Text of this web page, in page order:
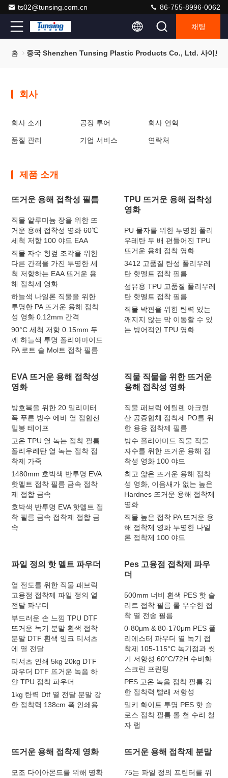
ts02@tunsing.com.cn 86-755-8996-0062
채팅
홈 중국 Shenzhen Tunsing Plastic Products Co., Ltd. 사이트
회사
회사 소개 공장 투어 회사 연혁
품질 관리 기업 서비스 연락처
제품 소개
뜨거운 용해 접착성 필름
직물 알루미늄 장을 위한 뜨
거운 용해 접착성 영화 60℃
세척 저항 100 야드 EAA
직물 자수 헝겊 조각을 위한
다른 간격을 가진 투명한 세
척 저항하는 EAA 뜨거운 용
해 접착제 영화
하늘색 나일론 직물을 위한
투명한 PA 뜨거운 용해 접착
성 영화 0.12mm 간격
90°C 세척 저항 0.15mm 두
께 하늘색 투명 폴리아마이드
PA 로트 슬 Mol트 접착 필름
TPU 뜨거운 용해 접착성
영화
PU 물자를 위한 투명한 폴리
우레탄 두 배 편들어진 TPU
뜨거운 용해 접착 영화
3412 고품질 탄성 폴리우레
탄 핫멜트 접착 필름
섬유용 TPU 고품질 폴리우레
탄 핫멜트 접착 필름
직물 박판을 위한 탄력 있는
깨지지 않는 막 이동할 수 있
는 방어적인 TPU 영화
EVA 뜨거운 용해 접착성
영화
방호복을 위한 20 밀리미터
폭 푸른 방수 에바 열 접합선
밀봉 테이프
고온 TPU 열 녹는 접착 필름
폴리우레탄 열 녹는 접착 접
착제 가죽
1480mm 호박색 반투명 ​​EVA
핫멜트 접착 필름 금속 접착
제 접합 금속
호박색 반투명 ​​EVA 핫멜트 접
착 필름 금속 접착제 접합 금
속
직물 직물을 위한 뜨거운
용해 접착성 영화
직물 패브릭 에틸렌 아크릴
산 공증합체 접착제 PO를 위
한 용융 접착제 필름
방수 폴리아미드 직물 직물
자수를 위한 뜨거운 용해 접
착성 영화 100 야드
최고 얇은 뜨거운 용해 접착
성 영화, 이음새가 없는 높은
Hardnes 뜨거운 용해 접착제
영화
직물 높은 접착 PA 뜨거운 용
해 접착제 영화 투명한 나일
론 접착제 100 야드
파일 정의 핫 멜트 파우더
열 전도를 위한 직물 패브릭
고융점 접착제 파일 정의 열
전달 파우더
부드러운 손 느낌 TPU DTF
뜨거운 녹기 분말 흰색 접착
분말 DTF 흰색 잉크 티셔츠
에 열 전달
티셔츠 인쇄 5kg 20kg DTF
파우더 DTF 뜨거운 녹음 하
얀 TPU 접착 파우더
1kg 탄력 Dtf 열 전달 분말 강
한 접착력 138cm 폭 인쇄용
Pes 고융점 접착제 파우
더
500mm 너비 흰색 PES 핫 슬
리트 접착 필름 롤 우수한 접
착 열 전송 필름
0-80μm & 80-170μm PES 폴
리에스터 파우더 열 녹기 접
착제 105-115°C 녹기점과 씻
기 저항성 60°C/72H 수비화
스크린 프린팅
PES 고온 녹음 접착 필름 강
한 접착력 빨래 저항성
밀키 화이트 투명 PES 핫 슬
로스 접착 필름 롤 천 수리 철
자 랩
뜨거운 용해 접착제 영화
모조 다이아몬드를 위해 명확
뜨거운 용해 접착제 분말
75는 파일 정의 프린터를 위